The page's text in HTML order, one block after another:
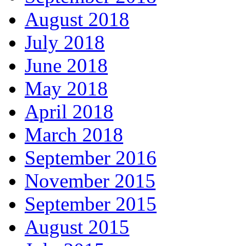
August 2018
July 2018
June 2018
May 2018
April 2018
March 2018
September 2016
November 2015
September 2015
August 2015